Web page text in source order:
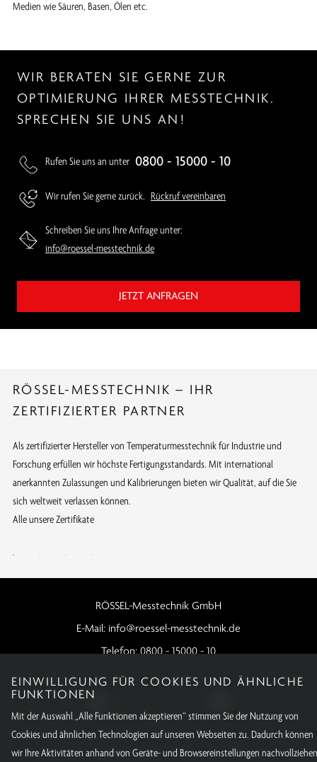
EINWILLIGUNG FÜR COOKIES UND ÄHNLICHE
FUNKTIONEN
Mit der Auswahl „Alle Funktionen akzeptieren“ stimmen Sie der Nutzung von
Cookies und ähnlichen Technologien auf unseren Webseiten zu. Dadurch können
wir Ihre Aktivitäten anhand von Geräte- und Browsereinstellungen
Medien wie Säuren, Basen, Ölen etc.
WIR BERATEN SIE GERNE ZUR
OPTIMIERUNG IHRER MESSTECHNIK.
SPRECHEN SIE UNS AN!
Rufen Sie uns an unter 0800 - 15000 - 10
Wir rufen Sie gerne zurück. Rückruf vereinbaren
Schreiben Sie uns Ihre Anfrage unter:
info@roessel-messtechnik.de
JETZT ANFRAGEN
RÖSSEL-MESSTECHNIK – IHR
ZERTIFIZIERTER PARTNER
Als zertifizierter Hersteller von Temperaturmesstechnik für Industrie und
Forschung erfüllen wir höchste Fertigungsstandards. Mit international
anerkannten Zulassungen und Kalibrierungen bieten wir Qualität, auf die Sie
sich weltweit verlassen können.
Alle unsere Zertifikate
RÖSSEL-Messtechnik GmbH
E-Mail: info@roessel-messtechnik.de
Telefon:0800 - 15000 - 10
Impressum Datenschutz Privatsphäre AGB